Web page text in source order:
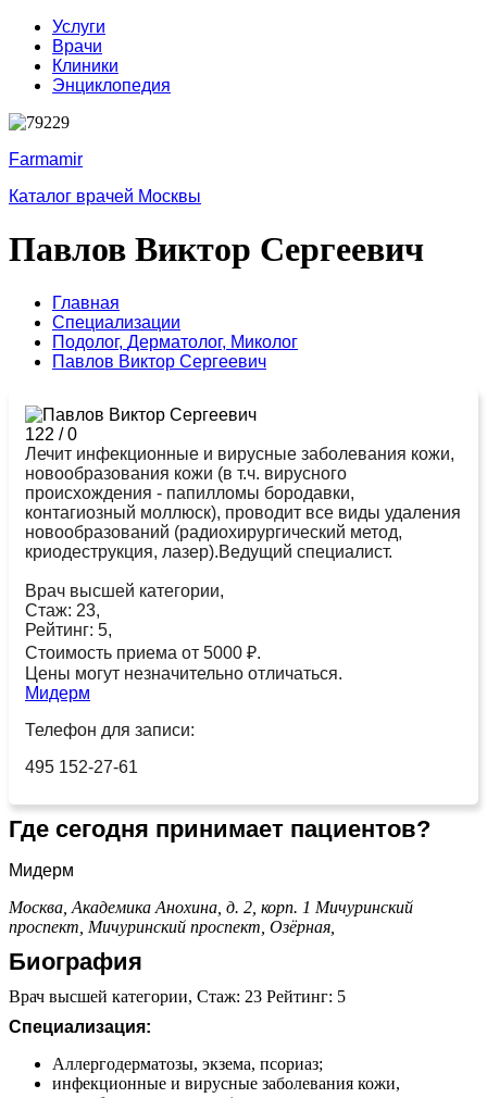
Услуги
Врачи
Клиники
Энциклопедия
Farmamir
Каталог врачей Москвы
Павлов Виктор Сергеевич
Главная
Специализации
Подолог, Дерматолог, Миколог
Павлов Виктор Сергеевич
122 /0
Лечит инфекционные и вирусные заболевания кожи,
новообразования кожи (в т.ч. вирусного
происхождения - папилломы бородавки,
контагиозный моллюск), проводит все виды удаления
новообразований (радиохирургический метод,
криодеструкция, лазер).Ведущий специалист.
Врач высшей категории,
Стаж: 23,
Рейтинг: 5,
Стоимость приема от 5000 ₽.
Цены могут незначительно отличаться.
Мидерм
Телефон для записи:
495 152-27-61
Где сегодня принимает пациентов?
Мидерм
Москва, Академика Анохина, д. 2, корп. 1 Мичуринский
проспект, Мичуринский проспект, Озёрная,
Биография
Врач высшей категории, Стаж: 23 Рейтинг: 5
Специализация:
Аллергодерматозы, экзема, псориаз;
инфекционные и вирусные заболевания кожи,